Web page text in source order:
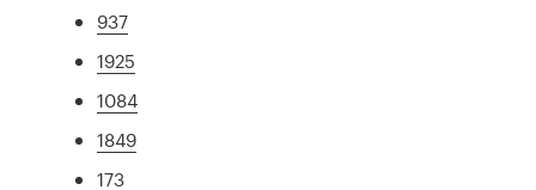
937
1925
1084
1849
173